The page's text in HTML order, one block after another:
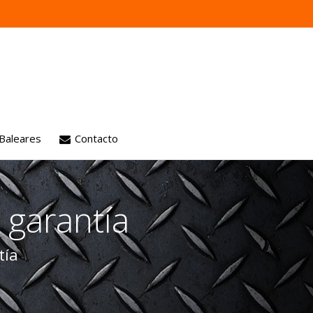
Contacto